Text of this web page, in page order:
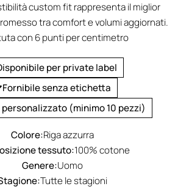
custom fit rappresenta il miglior
tra comfort e volumi aggiornati.
con 6 punti per centimetro
per private label
Fornibile senza etichetta
personalizzato (minimo 10 pezzi)
Colore:Riga azzurra
tessuto:100% cotone
Genere:Uomo
Tutte le stagioni